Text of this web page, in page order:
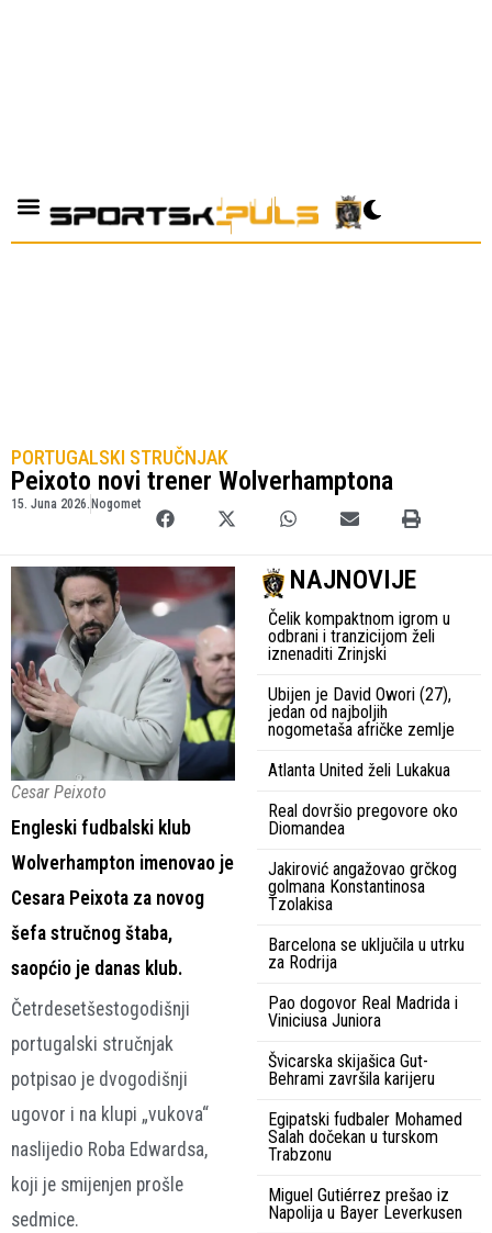
PORTUGALSKI STRUČNJAK
Peixoto novi trener Wolverhamptona
15. Juna 2026. Nogomet
Cesar Peixoto
Engleski fudbalski klub
Wolverhampton imenovao je
Cesara Peixota za novog
šefa stručnog štaba,
saopćio je danas klub.
Četrdesetšestogodišnji
portugalski stručnjak
potpisao je dvogodišnji
ugovor i na klupi „vukova“
naslijedio Roba Edwardsa,
koji je smijenjen prošle
sedmice.
NAJNOVIJE
Čelik kompaktnom igrom u
odbrani i tranzicijom želi
iznenaditi Zrinjski
Ubijen je David Owori (27),
jedan od najboljih
nogometaša afričke zemlje
Atlanta United želi Lukakua
Real dovršio pregovore oko
Diomandea
Jakirović angažovao grčkog
golmana Konstantinosa
Tzolakisa
Barcelona se uključila u utrku
za Rodrija
Pao dogovor Real Madrida i
Viniciusa Juniora
Švicarska skijašica Gut-
Behrami završila karijeru
Egipatski fudbaler Mohamed
Salah dočekan u turskom
Trabzonu
Miguel Gutiérrez prešao iz
Napolija u Bayer Leverkusen